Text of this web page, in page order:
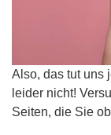
Also, das tut uns
leider nicht!
Seiten, die Sie